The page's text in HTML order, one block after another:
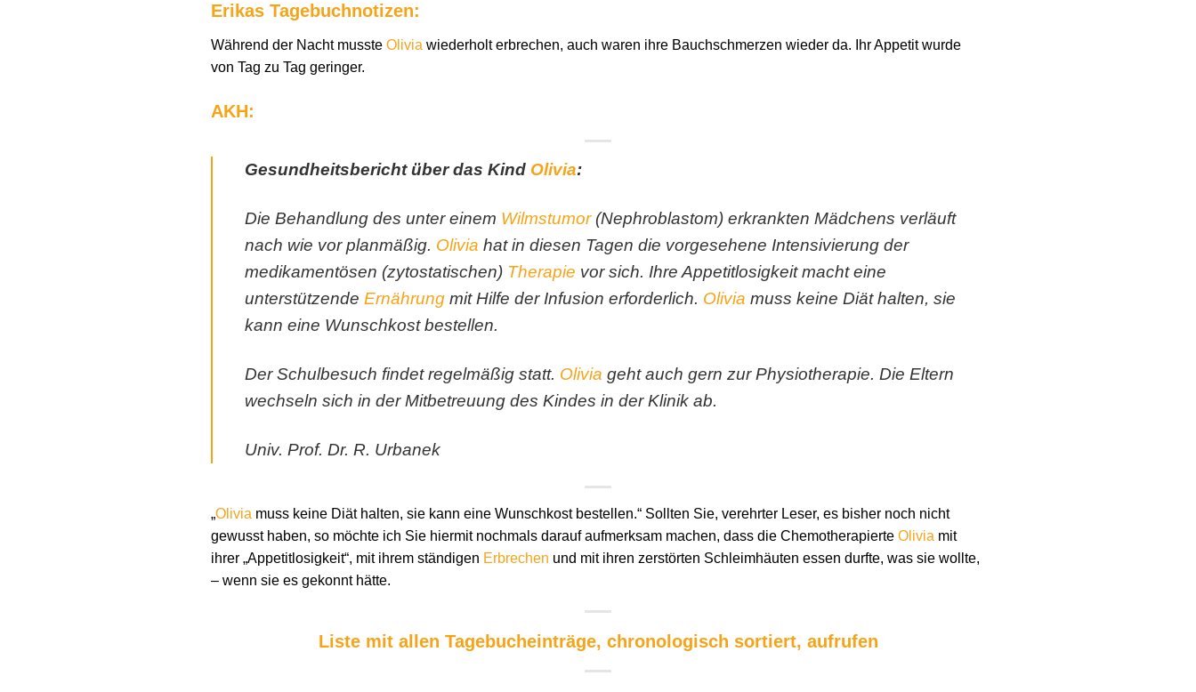
Erikas Tagebuchnotizen:
Während der Nacht musste Olivia wiederholt erbrechen, auch waren ihre Bauchschmerzen wieder da. Ihr Appetit wurde
von Tag zu Tag geringer.
AKH:
Gesundheitsbericht über das Kind Olivia:
Die Behandlung des unter einem Wilmstumor(Nephroblastom) erkrankten Mädchens verläuft
nach wie vor planmäßig. Olivia hat in diesen Tagen die vorgesehene Intensivierung der
medikamentösen (zytostatischen) Therapie vor sich. Ihre Appetitlosigkeit macht eine
unterstützende Ernährung mit Hilfe der Infusion erforderlich. Olivia muss keine Diät halten, sie
kann eine Wunschkost bestellen.
Der Schulbesuch findet regelmäßig statt. Olivia geht auch gern zur Physiotherapie. Die Eltern
wechseln sich in der Mitbetreuung des Kindes in der Klinik ab.
Univ. Prof. Dr. R. Urbanek
„Olivia muss keine Diät halten, sie kann eine Wunschkost bestellen.“ Sollten Sie, verehrter Leser, es bisher noch nicht
gewusst haben, so möchte ich Sie hiermit nochmals darauf aufmerksam machen, dass die Chemotherapierte Olivia mit
ihrer „Appetitlosigkeit“, mit ihrem ständigen Erbrechen und mit ihren zerstörten Schleimhäuten essen durfte, was sie wollte,
– wenn sie es gekonnt hätte.
Liste mit allen Tagebucheinträge, chronologisch sortiert, aufrufen